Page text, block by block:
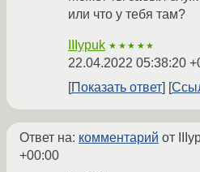
или что у тебя там?
IIIypuk ★★★★★
22.04.2022 05:38:20
Показать ответ
Ответ на: комментарий от
+00:00